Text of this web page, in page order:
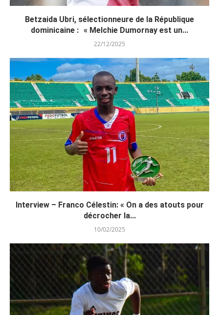
Betzaida Ubri, sélectionneure de la République
dominicaine : « Melchie Dumornay est un...
22/12/2025
Interview – Franco Célestin: « On a des atouts pour
décrocher la...
10/02/2025